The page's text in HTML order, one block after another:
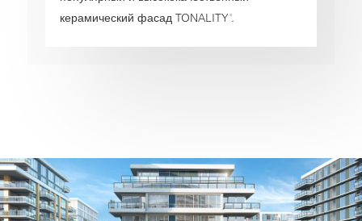
керамический фасад TONALITY®.